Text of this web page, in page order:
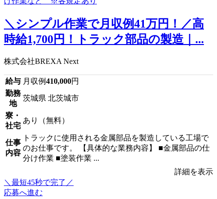
＼シンプル作業で月収例41万円！／高
時給1,700円！トラック部品の製造｜...
株式会社BREXA Next
給与 月収例410,000円
勤務
地
茨城県 北茨城市
寮・
社宅
あり（無料）
仕事
内容
トラックに使用される金属部品を製造している工場で
のお仕事です。 【具体的な業務内容】 ■金属部品の仕
分け作業 ■塗装作業 ...
詳細を表示
＼最短45秒で完了／
応募へ進む